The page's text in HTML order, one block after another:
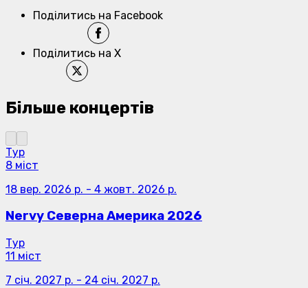
Поділитись на Facebook
Поділитись на X
Більше концертів
Тур
8 міст
18 вер. 2026 р. - 4 жовт. 2026 р.
Nervy Северна Америка 2026
Тур
11 міст
7 січ. 2027 р. - 24 січ. 2027 р.